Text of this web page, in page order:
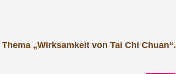
„Wirksamkeit von Tai Chi Chuan“.